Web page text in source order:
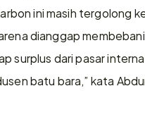
ini masih tergolong
dianggap
surplus dari pasar
batu bara,” kata